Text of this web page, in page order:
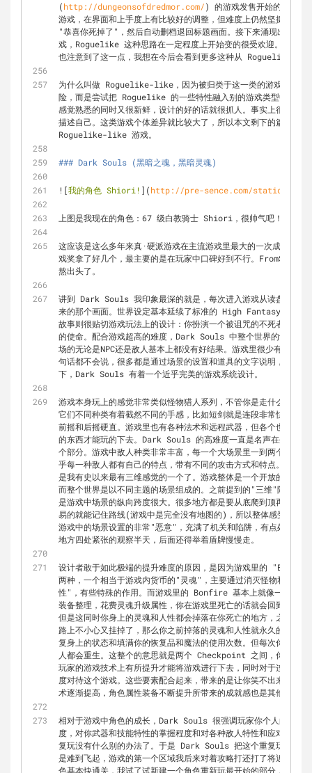
(http://dungeonsofdredmor.com/) 的游戏发售开始的。这
游戏，在界面和上手度上有比较好的调整，但难度上仍然坚挺。游
"恭喜你死掉了"，然后自动删档退回标题画面。接下来涌现出了
戏，Roguelike 这种思路在一定程度上开始变的很受欢迎。现在的
也注意到了这一点，我想在今后会看到更多这种从 Roguelike 里
为什么叫做 Roguelike-like，因为被归类于这一类的游戏大部分
险，而是尝试把 Roguelike 的一些特性融入别的游戏类型中。讲
感觉熟悉的同时又很新鲜，设计的好的话就很抓人。事实上很
描述自己。这类游戏个体差异就比较大了，所以本文剩下的篇幅就
Roguelike-like 游戏。
### Dark Souls (黑暗之魂，黑暗灵魂)
![我的角色 Shiori! ](http://pre-sence.com/static/
上图是我现在的角色：67 级白教骑士 Shiori，很帅气吧！
这应该是这么多年来真·硬派游戏在主流游戏里最大的一次成功，
戏奖拿了好几个，最主要的是在玩家中口碑好到不行。
熬出头了。
讲到 Dark Souls 我印象最深的就是，每次进入游戏从读盘界面淡
来的那个画面。世界设定基本延续了标准的 High Fantasy 的世界
故事则很贴切游戏玩法上的设计：你扮演一个被诅咒的不死者，
的使命。配合游戏超高的难度，Dark Souls 中整个世界的设定都
场的无论是NPC还是敌人基本上都没有好结果。游戏里很少有大段
句话都不会说，很多都是通过场景的设置和道具的文字说明，让玩
下，Dark Souls 有着一个近乎完美的游戏系统设计。
游戏本身玩上的感觉非常类似怪物猎人系列，不管你是走什么路线
它们不同种类有着截然不同的手感，比如短剑就是连段非常快但是
前摇和后摇硬直。游戏里也有各种法术和远程武器，但各个也是特
的东西才能玩的下去。Dark Souls 的高难度一直是名声在外，而
个部分。游戏中敌人种类非常丰富，每一个大场景里一到两个
乎每一种敌人都有自己的特点，带有不同的攻击方式和特点。另
是我有史以来最有三维感觉的一个了。游戏整体是一个开放的大世
而整个世界是以不同主题的场景组成的。之前提到的"三维"除了从
是游戏中场景的纵向跨度很大。很多地方都是要从底爬到顶再一层
易的就能记住路线(游戏中是完全没有地图的)，所以整体感受起来
游戏中的场景设置的非常"恶意"，充满了机关和陷阱，有点处处想
地方四处紧张的观察半天，后面还得举着盾牌慢慢走。
设计者敢于如此极端的提升难度的原因，是因为游戏里的
两种，一个相当于游戏内货币的"灵魂"，主要通过消灭怪物和拾取
性"，有些特殊的作用。而游戏里的 Bonfire 基本上就像一般游
装备整理，花费灵魂升级属性，你在游戏里死亡的话就会回到最
但是这同时你身上的灵魂和人性都会掉落在你死亡的地方，之后你
路上不小心又挂掉了，那么你之前掉落的灵魂和人性就永久的消
复身上的状态和填满你的恢复品和魔法的使用次数。但每次你在
人都会重生。这整个的意思就是两个 Checkpoint 之间，你可以使
玩家的游戏技术上有所提升才能将游戏进行下去，同时对于连续死
度对待这个游戏。这些要素配合起来，带来的是让你笑不出来还手
术逐渐提高，角色属性装备不断提升所带来的成就感也是其他游戏不
相对于游戏中角色的成长，Dark Souls 很强调玩家你个人的游戏
度，对你武器和技能特性的掌握程度和对各种敌人特性和应对方式
复玩没有什么别的办法了。于是 Dark Souls 把这个重复玩的部分
是难到飞起，游戏的第一个区域我后来对着攻略打还打了将近两个
色基本快通关，我试了试新建一个角色重新玩最开始的部分，结果